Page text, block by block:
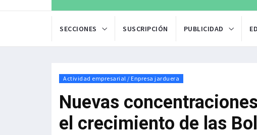
SECCIONES SUSCRIPCIÓN PUBLICIDAD
Actividad empresarial / Enpresa jarduera
Nuevas
el crecimiento de las